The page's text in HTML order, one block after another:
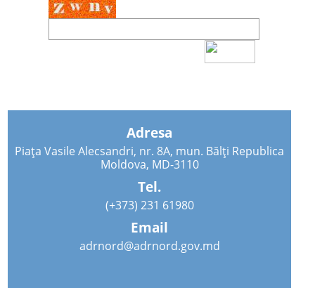
Adresa
Piața Vasile Alecsandri, nr. 8A, mun. Bălți Republica
Moldova, MD-3110
Tel.
(+373) 231 61980
Email
adrnord@adrnord.gov.md